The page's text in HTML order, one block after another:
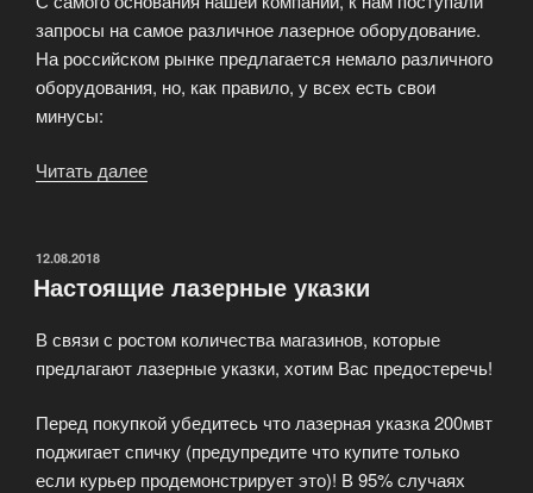
запросы на самое различное лазерное оборудование.
На российском рынке предлагается немало различного
оборудования, но, как правило, у всех есть свои
минусы:
Читать далее
ОПУБЛИКОВАНО
12.08.2018
Настоящие лазерные указки
В связи с ростом количества магазинов, которые
предлагают лазерные указки, хотим Вас предостеречь!
Перед покупкой убедитесь что лазерная указка 200мвт
поджигает спичку (предупредите что купите только
если курьер продемонстрирует это)! В 95% случаях